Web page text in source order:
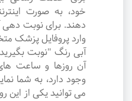
خود، به صورت
دهند. برای نوبت دهی
وارد پروفایل پزشک
آبی رنگ "نوبت
آن روزها و ساعت
وجود دارد، به شما
می توانید یکی از این